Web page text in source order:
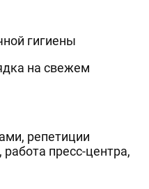
гигиены
на свежем
репетиции
пресс-центра,